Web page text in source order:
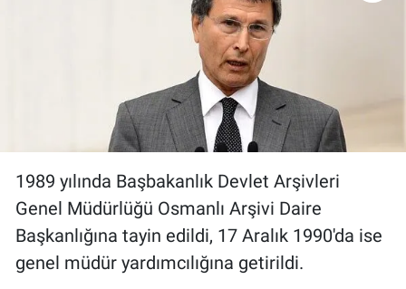
1989 yılında Başbakanlık Devlet Arşivleri
Genel Müdürlüğü Osmanlı Arşivi Daire
Başkanlığına tayin edildi, 17 Aralık 1990'da ise
genel müdür yardımcılığına getirildi.